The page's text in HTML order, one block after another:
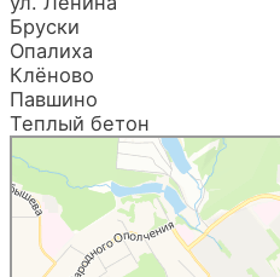
Бруски
Опалиха
Клёново
Павшино
Теплый бетон